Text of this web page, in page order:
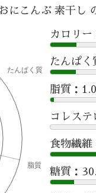
にこんぶ 素干し
カロリ
たんぱく
脂質：
コレステ
食物繊維
糖質：